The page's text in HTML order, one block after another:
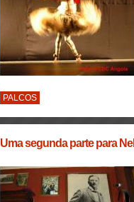
PALCOS
Uma segunda parte para